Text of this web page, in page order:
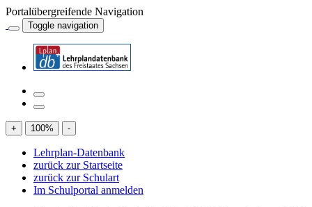
Portalübergreifende Navigation
Toggle navigation
+ 100% -
Lehrplan-Datenbank
zurück zur Startseite
zurück zur Schulart
Im Schulportal anmelden